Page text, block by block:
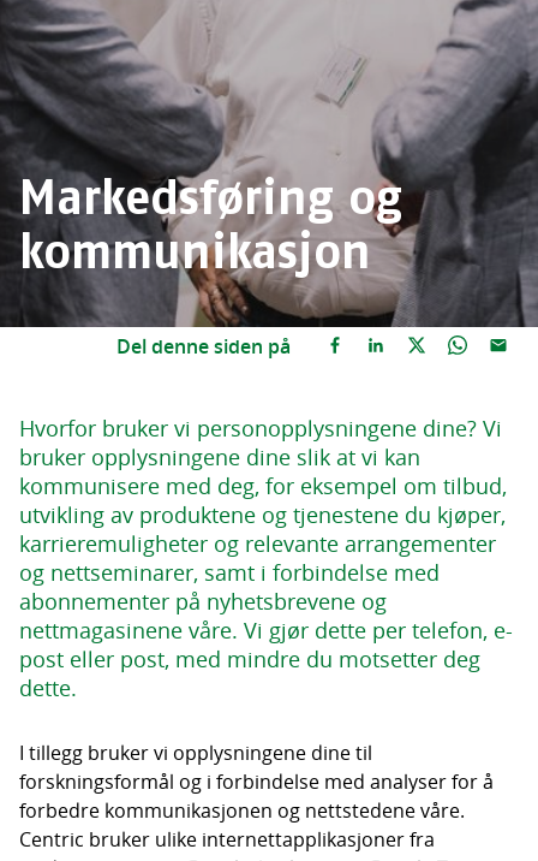
Markedsføring og
kommunikasjon
Del denne siden på
Hvorfor bruker vi personopplysningene dine? Vi
bruker opplysningene dine slik at vi kan
kommunisere med deg, for eksempel om tilbud,
utvikling av produktene og tjenestene du kjøper,
karrieremuligheter og relevante arrangementer
og nettseminarer, samt i forbindelse med
abonnementer på nyhetsbrevene og
nettmagasinene våre. Vi gjør dette per telefon, e-
post eller post, med mindre du motsetter deg
dette.
I tillegg bruker vi opplysningene dine til
forskningsformål og i forbindelse med analyser for å
forbedre kommunikasjonen og nettstedene våre.
Centric bruker ulike internettapplikasjoner fra